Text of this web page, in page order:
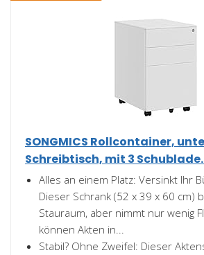
SONGMICS Rollcontainer,
Schreibtisch, mit 3
Alles an einem Platz: Versinkt Ihr
Dieser Schrank (52 x 39 x 60 cm)
Stauraum, aber nimmt nur wenig
können Akten in...
Stabil? Ohne Zweifel: Dieser